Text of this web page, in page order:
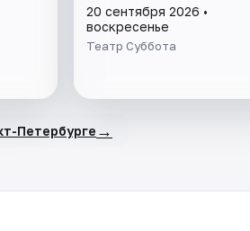
20 сентября 2026 •
воскресенье
Театр Суббота
Петербурге →